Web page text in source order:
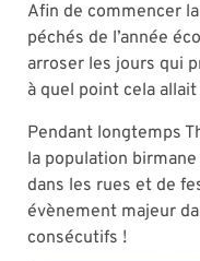
Afin de commencer
péchés de l’année
arroser les jours qui
à quel point cela
Pendant longtemps
la population
dans les rues et de
évènement majeur
consécutifs !